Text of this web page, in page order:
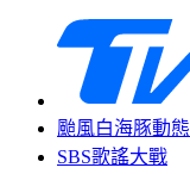
颱風白海豚動態
SBS歌謠大戰